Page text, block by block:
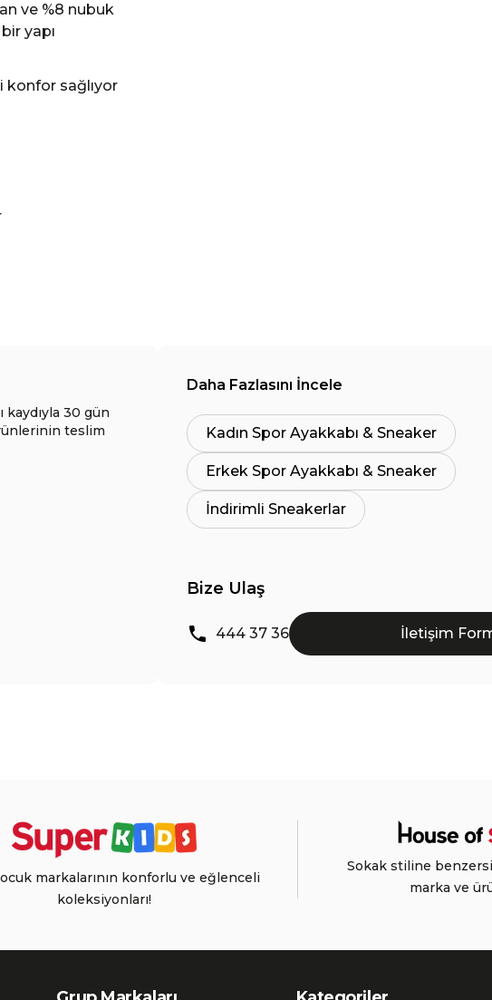
ve %8 nubuk
yapı
konfor sağlıyor
kaydıyla 30 gün
teslim
Daha Fazlasını İncele
Kadın Spor Ayakkabı & Sneaker
Erkek Spor Ayakkabı & Sneaker
İndirimli Sneakerlar
Bize Ulaş
444 37 36 İletişim
markalarının konforlu ve eğlenceli
koleksiyonları!
Sokak stiline
marka ve